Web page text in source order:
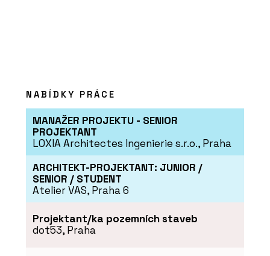
S2L - MP KOVÁNÍ
PRODUKTY
Impressa Switch Lock -
MP KOVÁNÍ
NABÍDKY PRÁCE
MANAŽER PROJEKTU - SENIOR
PROJEKTANT
LOXIA Architectes Ingenierie s.r.o., Praha
ARCHITEKT-PROJEKTANT: JUNIOR /
SENIOR / STUDENT
Atelier VAS, Praha 6
Projektant/ka pozemních staveb
dot53, Praha